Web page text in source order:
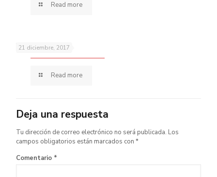
Read more
21 diciembre, 2017
Pies secos
Read more
Deja una respuesta
Tu dirección de correo electrónico no será publicada. Los
campos obligatorios están marcados con *
Comentario *